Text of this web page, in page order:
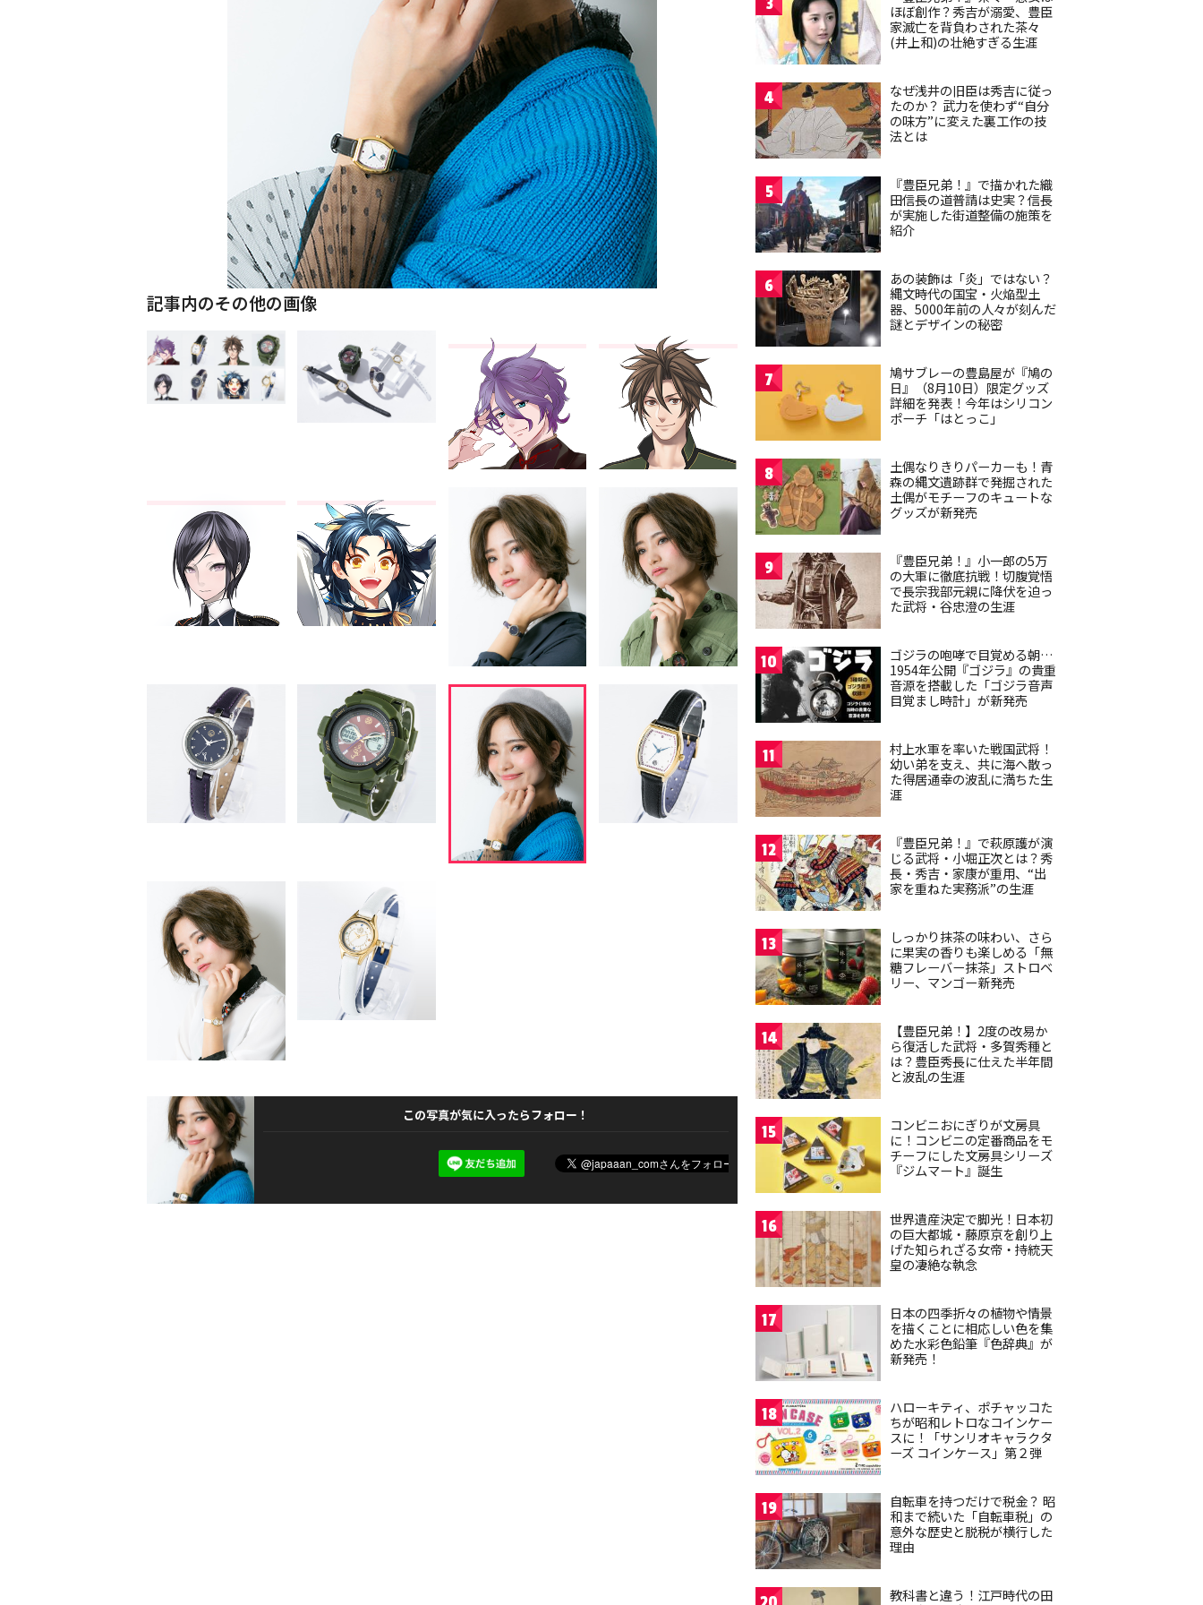
記事内のその他の画像
この写真が気に入ったらフォロー！
ほぼ創作？秀吉が溺愛、豊臣
家滅亡を背負わされた茶々
(井上和)の壮絶すぎる生涯
4
なぜ浅井の旧臣は秀吉に従っ
たのか？ 武力を使わず“自分
の味方”に変えた裏工作の技
法とは
5
『豊臣兄弟！』で描かれた織
田信長の道普請は史実？信長
が実施した街道整備の施策を
紹介
6
あの装飾は「炎」ではない？
縄文時代の国宝・火焔型土
器、5000年前の人々が刻んだ
謎とデザインの秘密
7
鳩サブレーの豊島屋が『鳩の
日』（8月10日）限定グッズ
詳細を発表！今年はシリコン
ポーチ「はとっこ」
8
土偶なりきりパーカーも！青
森の縄文遺跡群で発掘された
土偶がモチーフのキュートな
グッズが新発売
9
『豊臣兄弟！』小一郎の5万
の大軍に徹底抗戦！切腹覚悟
で長宗我部元親に降伏を迫っ
た武将・谷忠澄の生涯
10
ゴジラの咆哮で目覚める朝…
1954年公開『ゴジラ』の貴重
音源を搭載した「ゴジラ音声
目覚まし時計」が新発売
11
村上水軍を率いた戦国武将！
幼い弟を支え、共に海へ散っ
た得居通幸の波乱に満ちた生
涯
12
『豊臣兄弟！』で萩原護が演
じる武将・小堀正次とは？秀
長・秀吉・家康が重用、“出
家を重ねた実務派”の生涯
13
しっかり抹茶の味わい、さら
に果実の香りも楽しめる「無
糖フレーバー抹茶」ストロベ
リー、マンゴー新発売
14
【豊臣兄弟！】2度の改易か
ら復活した武将・多賀秀種と
は？豊臣秀長に仕えた半年間
と波乱の生涯
15
コンビニおにぎりが文房具
に！コンビニの定番商品をモ
チーフにした文房具シリーズ
『ジムマート』誕生
16
世界遺産決定で脚光！日本初
の巨大都城・藤原京を創り上
げた知られざる女帝・持統天
皇の凄絶な執念
17
日本の四季折々の植物や情景
を描くことに相応しい色を集
めた水彩色鉛筆『色辞典』が
新発売！
18
ハローキティ、ポチャッコた
ちが昭和レトロなコインケー
スに！「サンリオキャラクタ
ーズ コインケース」第２弾
19
自転車を持つだけで税金？ 昭
和まで続いた「自転車税」の
意外な歴史と脱税が横行した
理由
教科書と違う！江戸時代の田